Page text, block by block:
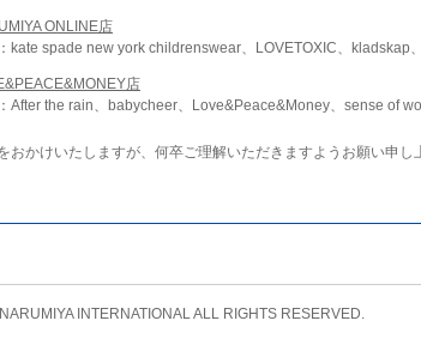
ONLINE店
kate spade new york childrenswear、LOVETOXIC、kladskap
店
After the rain、babycheer、Love&Peace&Money、sense of
おかけいたしますが、何卒ご理解いただきますようお願い申し